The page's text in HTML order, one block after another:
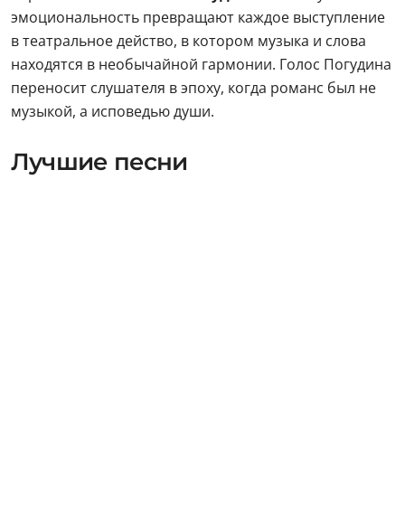
эмоциональность превращают каждое выступление
в театральное действо, в котором музыка и слова
находятся в необычайной гармонии. Голос Погудина
переносит слушателя в эпоху, когда романс был не
музыкой, а исповедью души.
Лучшие песни